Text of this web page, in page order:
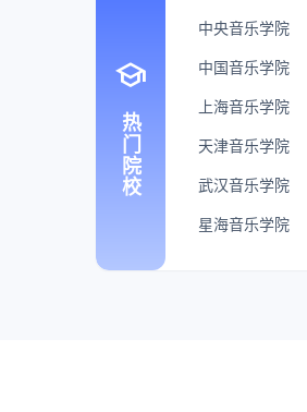
school
热门院校
中央音乐学院
中国音乐学院
上海音乐学院
天津音乐学院
武汉音乐学院
星海音乐学院